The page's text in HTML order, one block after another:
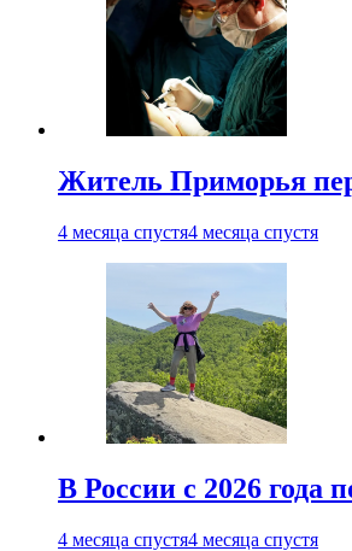
Житель Приморья
4 месяца спустя4 месяца спустя
В России с 2026 года
4 месяца спустя4 месяца спустя